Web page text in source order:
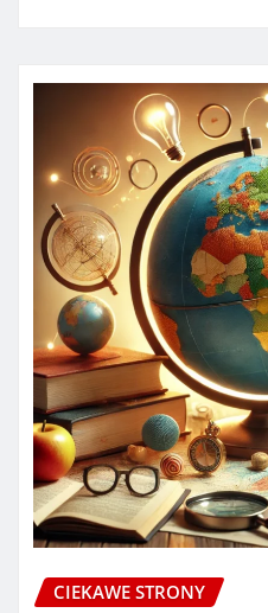
CIEKAWE STRONY